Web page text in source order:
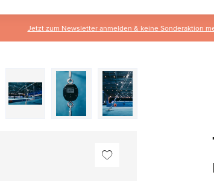
Jetzt zum Newsletter anmelden & keine Sonderaktion